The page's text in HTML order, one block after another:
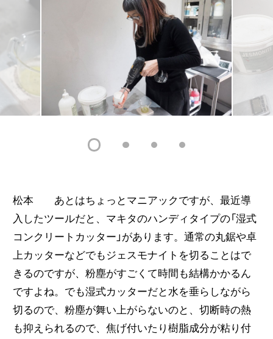
松本 あとはちょっとマニアックですが、最近導
入したツールだと、マキタのハンディタイプの「湿式
コンクリートカッター」があります。通常の丸鋸や卓
上カッターなどでもジェスモナイトを切ることはで
きるのですが、粉塵がすごくて時間も結構かかるん
ですよね。でも湿式カッターだと水を垂らしながら
切るので、粉塵が舞い上がらないのと、切断時の熱
も抑えられるので、焦げ付いたり樹脂成分が粘り付